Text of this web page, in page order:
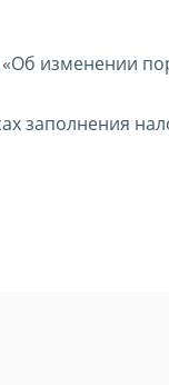
«Об изменении
заполнения